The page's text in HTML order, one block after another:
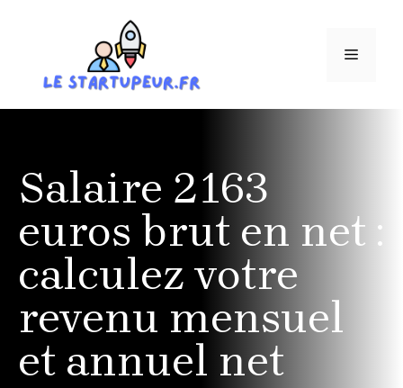
MENU
Salaire 2163
euros brut en net :
calculez votre
revenu mensuel
et annuel net